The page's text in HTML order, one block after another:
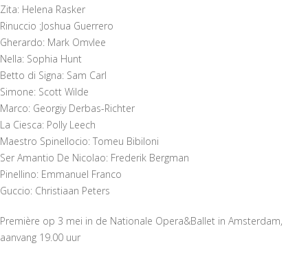
Zita: Helena Rasker
Rinuccio :Joshua Guerrero
Gherardo: Mark Omvlee
Nella: Sophia Hunt
Betto di Signa: Sam Carl
Simone: Scott Wilde
Marco: Georgiy Derbas-Richter
La Ciesca: Polly Leech
Maestro Spinellocio: Tomeu Bibiloni
Ser Amantio De Nicolao: Frederik Bergman
Pinellino: Emmanuel Franco
Guccio: Christiaan Peters
Première op 3 mei in de Nationale Opera&Ballet in Amsterdam,
aanvang 19.00 uur